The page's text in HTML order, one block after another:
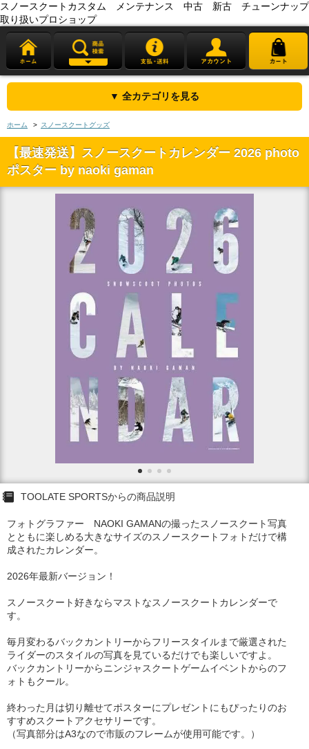
スノースクートカスタム メンテナンス 中古 新古 チューンナップ
取り扱いプロショップ
▼ 全カテゴリを見る
ホーム > スノースクートグッズ
【最速発送】スノースクートカレンダー 2026 photo
ポスター by naoki gaman
TOOLATE SPORTSからの商品説明
フォトグラファー NAOKI GAMANの撮ったスノースクート写真
とともに楽しめる大きなサイズのスノースクートフォトだけで構
成されたカレンダー。
2026年最新バージョン！
スノースクート好きならマストなスノースクートカレンダーで
す。
毎月変わるバックカントリーからフリースタイルまで厳選された
ライダーのスタイルの写真を見ているだけでも楽しいですよ。
バックカントリーからニンジャスクートゲームイベントからのフ
ォトもクール。
終わった月は切り離せてポスターにプレゼントにもぴったりのお
すすめスクートアクセサリーです。
（写真部分はA3なので市販のフレームが使用可能です。）